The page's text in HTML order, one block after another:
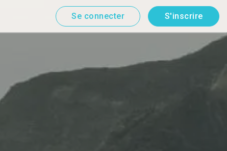
Se connecter S'inscrire